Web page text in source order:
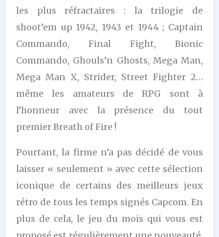
les plus réfractaires : la trilogie de
shoot’em up 1942, 1943 et 1944 ; Captain
Commando, Final Fight, Bionic
Commando, Ghouls’n Ghosts, Mega Man,
Mega Man X, Strider, Street Fighter 2…
même les amateurs de RPG sont à
l’honneur avec la présence du tout
premier Breath of Fire !
Pourtant, la firme n’a pas décidé de vous
laisser « seulement » avec cette sélection
iconique de certains des meilleurs jeux
rétro de tous les temps signés Capcom. En
plus de cela, le jeu du mois qui vous est